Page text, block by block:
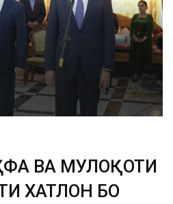
ВА МУЛОҚОТИ
ХАТЛОН БО